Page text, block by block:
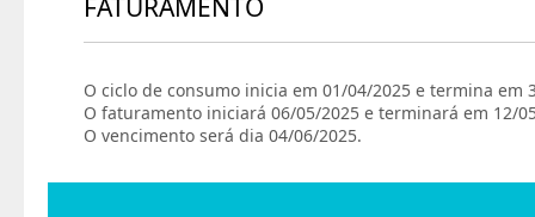
FATURAMENTO
O ciclo de consumo inicia em 01/04/2025 e termina em
O faturamento iniciará 06/05/2025 e terminará em 12/
O vencimento será dia 04/06/2025.